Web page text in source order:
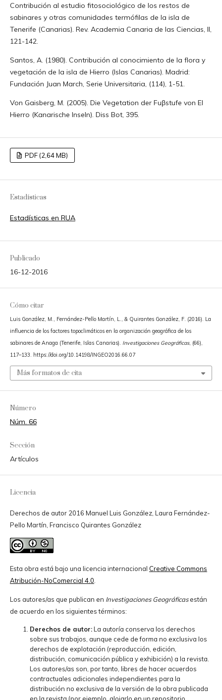
Contribución al estudio fitosociológico de los restos de
sabinares y otras comunidades termófilas de la isla de
Tenerife (Canarias). Rev. Academia Canaria de las Ciencias, II,
121-142.
Santos, A. (1980). Contribución al conocimiento de la flora y
vegetación de la isla de Hierro (Islas Canarias). Madrid:
Fundación Juan March, Serie Universitaria, (114), 1-51.
Von Gaisberg, M. (2005). Die Vegetation der Fuβstufe von El
Hierro (Kanarische Inseln). Diss Bot, 395.
PDF (2,64 MB)
Estadísticas
Estadísticas en RUA
Publicado
16-12-2016
Cómo citar
Luis González, M., Fernández-Pello Martín, L., & Quirantes González, F. (2016). La
influencia de los factores topoclimáticos en la organización geográfica de los
sabinares de Anaga (Tenerife, Islas Canarias). Investigaciones Geográficas, (66),
117–133. https://doi.org/10.14198/INGEO2016.66.07
Más formatos de cita
Número
Núm. 66
Sección
Artículos
Licencia
Derechos de autor 2016 Manuel Luis González, Laura Fernández-
Pello Martín, Francisco Quirantes González
Esta obra está bajo una licencia internacional Creative Commons
Atribución-NoComercial 4.0
Los autores/as que publican en Investigaciones Geográficasestán
de acuerdo en los siguientes términos:
Derechos de autor:La autoría conserva los derechos
sobre sus trabajos, aunque cede de forma no exclusiva los
derechos de explotación (reproducción, edición,
distribución, comunicación pública y exhibición) a la revista.
Los autores/as son, por tanto, libres de hacer acuerdos
contractuales adicionales independientes para la
distribución no exclusiva de la versión de la obra publicada
en la revista (por ejemplo, alojarlo en un repositorio